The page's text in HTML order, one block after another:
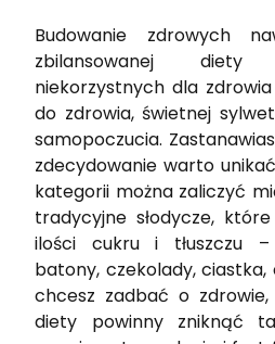
Budowanie zdrowych
zbilansowanej
niekorzystnych dla
do zdrowia, świetnej
samopoczucia.
zdecydowanie warto
kategorii można zaliczyć
tradycyjne słodycze,
ilości cukru i tłuszczu –
batony, czekolady, ciastka,
chcesz zadbać o
diety powinny zniknąć